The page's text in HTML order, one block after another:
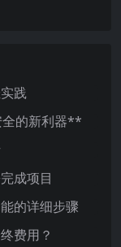
践
的新利器**
成项目
的详细步骤
费用？